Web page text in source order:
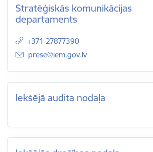
Stratēģiskās komunikācijas
departaments
+371 27877390
E-pasts:
prese@iem.gov.lv
Iekšējā audita nodaļa